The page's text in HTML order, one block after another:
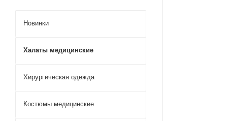
Новинки
Халаты медицинские
Хирургическая одежда
Костюмы медицинские